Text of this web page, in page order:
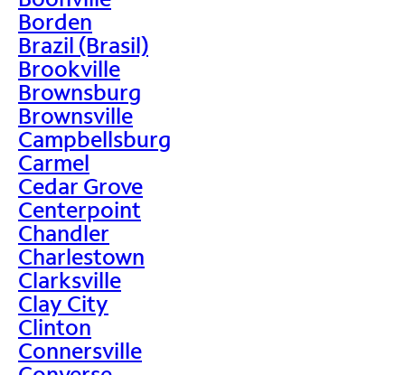
Borden
Brazil (Brasil)
Brookville
Brownsburg
Brownsville
Campbellsburg
Carmel
Cedar Grove
Centerpoint
Chandler
Charlestown
Clarksville
Clay City
Clinton
Connersville